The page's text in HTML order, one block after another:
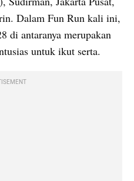
Dalam Fun Run kali ini,
di antaranya merupakan
untuk ikut serta.